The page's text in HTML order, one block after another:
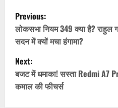
P
o
s
t
n
Previous:
लोकसभा नियम 349 क्या है? राहुल
सदन में क्यों मचा हंगामा?
Next:
बजट में धमाका! सस्ता Redmi A7
कमाल की फीचर्स